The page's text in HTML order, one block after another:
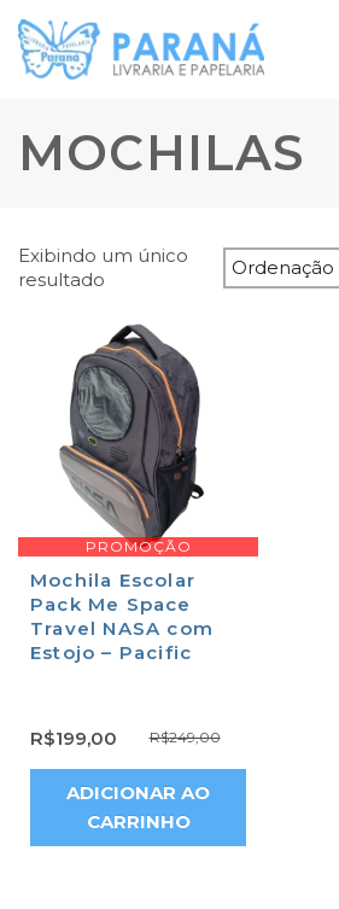
MOCHILAS
Exibindo um único
resultado
PROMOÇÃO
Mochila Escolar
Pack Me Space
Travel NASA com
Estojo – Pacific
R$249,00
R$199,00
ADICIONAR AO
CARRINHO